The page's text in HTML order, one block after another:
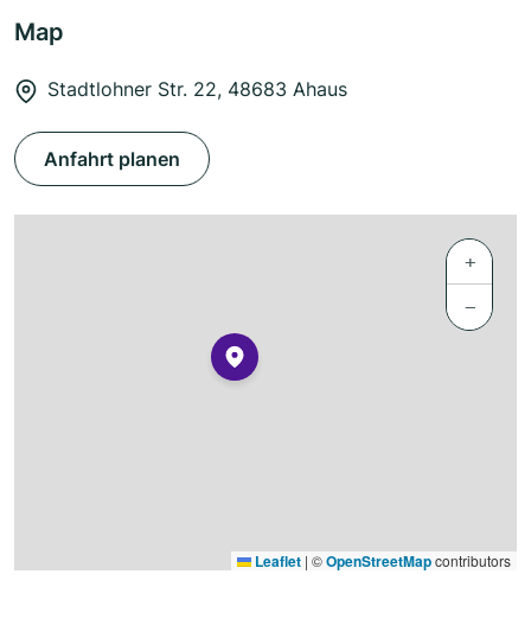
Map
Stadtlohner Str. 22, 48683 Ahaus
Anfahrt planen
+
−
Leaflet | ©OpenStreetMapcontributors